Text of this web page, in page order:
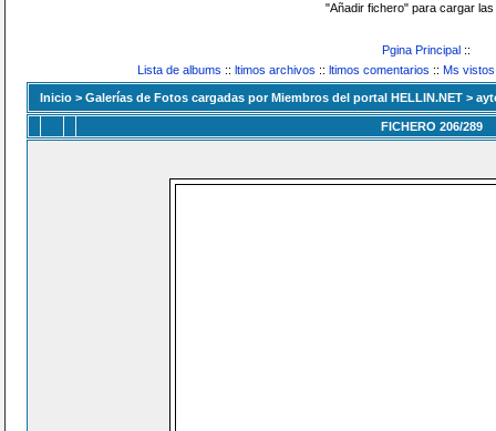
"Añadir fichero" para cargar
Pgina Principal ::
Lista de albums :: ltimos archivos :: ltimos comentarios :: Ms vistos
Inicio > Galerías de Fotos cargadas por Miembros del portal HELLIN.NET >
FICHERO 206/289